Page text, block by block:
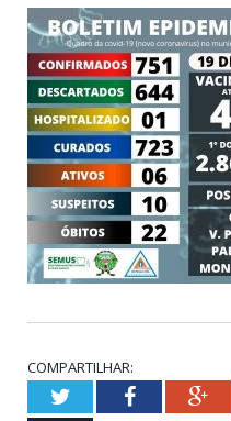
COMPARTILHAR:
TwitterFacebook